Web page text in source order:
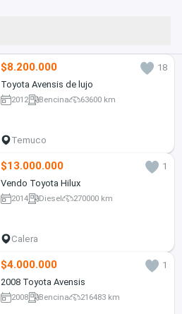
$8.200.000
18
Toyota Avensis de lujo
2012 Bencina 63600 km
Temuco
$13.000.000
1
Vendo Toyota Hilux
2014 Diesel 270000 km
Calera
$4.000.000
1
2008 Toyota Avensis
2008 Bencina 216483 km